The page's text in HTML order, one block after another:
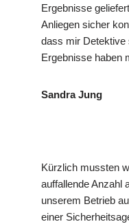
Ergebnisse
Anliegen sicher
dass mir Detektive
Ergebnisse haben
Sandra Jung
Kürzlich mussten
auffallende Anzahl
unserem Betrieb
einer